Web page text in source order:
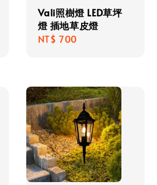
Vali照樹燈 LED草坪
燈 插地草皮燈
Regular
NT$ 700